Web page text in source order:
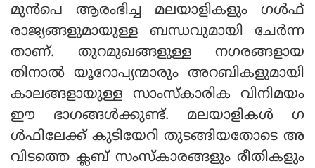
മുന്‍പെ ആരംഭിച്ച മലയാളികളും ഗള്‍ഫ്
രാജ്യങ്ങളുമായുള്ള ബന്ധവുമായി ചേര്‍ന്ന
താണ്. തുറമുഖങ്ങളുള്ള നഗരങ്ങളായ
തിനാല്‍ യൂറോപ്യന്മാരും അറബികളുമായി
കാലങ്ങളായുള്ള സാംസ്‌കാരിക വിനിമയം
ഈ ഭാഗങ്ങള്‍ക്കുണ്ട്. മലയാളികള്‍ ഗ
ള്‍ഫിലേക്ക് കുടിയേറി തുടങ്ങിയതോടെ അ
വിടത്തെ ക്ലബ് സംസ്‌കാരങ്ങളും രീതികളും